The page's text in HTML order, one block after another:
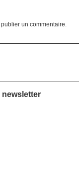
un commentaire.